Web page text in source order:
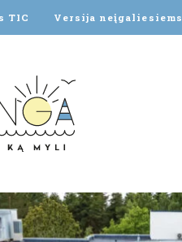
TIC Versija neįgaliesiems